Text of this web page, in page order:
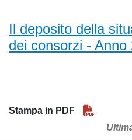
Il deposito della
dei consorzi - Anno
Stampa in PDF